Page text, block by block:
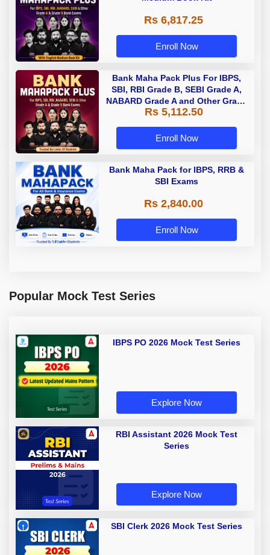
Rs 6,817.25
Enroll Now
Bank Maha Pack Plus For IBPS,
SBI, RBI Grade B, SEBI Grade A,
NABARD Grade A and Other Grade
A & Grade B Bank Exams
Rs 5,112.50
Enroll Now
Bank Maha Pack for IBPS, RRB &
SBI Exams
Rs 2,840.00
Enroll Now
Popular Mock Test Series
IBPS PO 2026 Mock Test Series
Explore Now
RBI Assistant 2026 Mock Test
Series
Explore Now
SBI Clerk 2026 Mock Test Series